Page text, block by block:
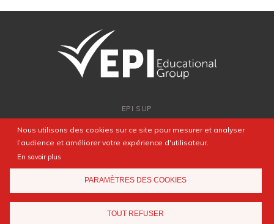
Nous utilisons des cookies sur ce site pour mesurer et analyser
l’audience et améliorer votre expérience d'utilisateur.
En savoir plus
PARAMÈTRES DES COOKIES
TOUT REFUSER
EPI SUP
PARTENARIATS
FAQ
CONTACT